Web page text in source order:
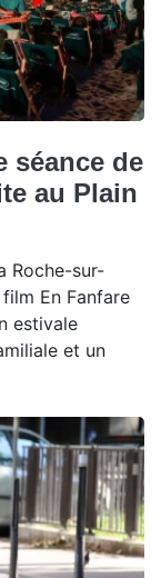
séance de
au Plain
Roche-sur-
En Fanfare
estivale
et un